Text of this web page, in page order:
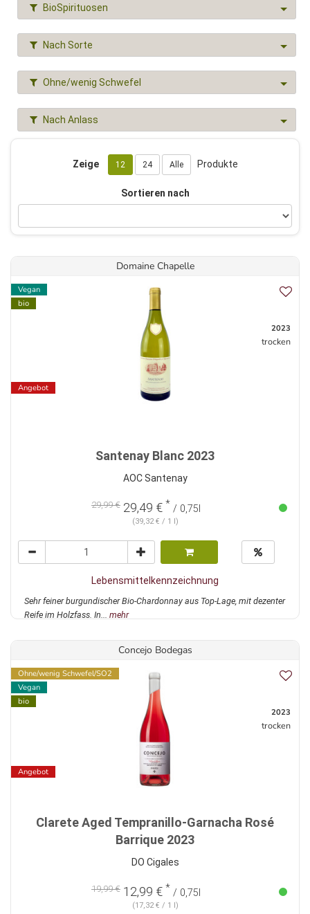
BioSpirituosen
Nach Sorte
Ohne/wenig Schwefel
Nach Anlass
Zeige 12 24 Alle Produkte
Sortieren nach
Domaine Chapelle
Vegan
bio
Angebot
2023
trocken
Santenay Blanc 2023
AOC Santenay
29,99 € 29,49 € * / 0,75l
(39,32 € / 1 l)
Lebensmittelkennzeichnung
Sehr feiner burgundischer Bio-Chardonnay aus Top-Lage, mit dezenter
Reife im Holzfass. In... mehr
Concejo Bodegas
Ohne/wenig Schwefel/SO2
Vegan
bio
Angebot
2023
trocken
Clarete Aged Tempranillo-Garnacha Rosé
Barrique 2023
DO Cigales
19,99 € 12,99 € * / 0,75l
(17,32 € / 1 l)